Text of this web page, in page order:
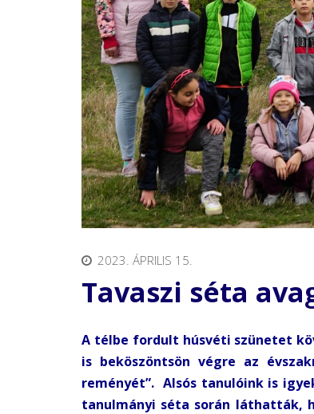
2023. ÁPRILIS 15.
Tavaszi séta
A télbe fordult húsvéti szünetet
is beköszöntsön végre az
reményét”. Alsós tanulóink is
tanulmányi séta során láthatták,